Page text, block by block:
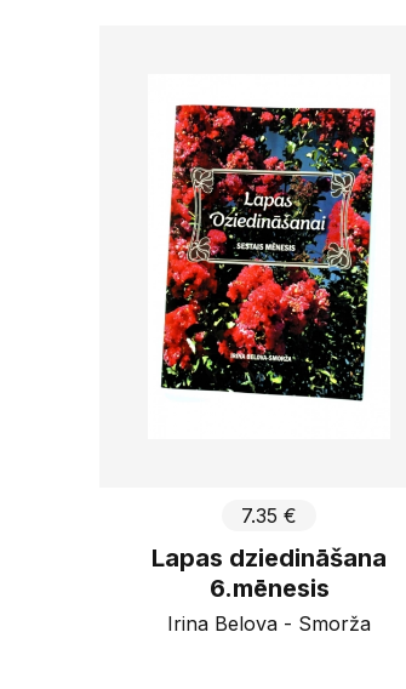
7.35 €
Lapas dziedināšana
6.mēnesis
Irina Belova - Smorža